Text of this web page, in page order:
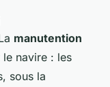
manutention
navire : les
sous la